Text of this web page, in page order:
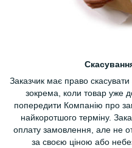
Заказчик має право
зокрема, коли товар уже
попередити Компанію про
найкоротшого терміну.
оплату замовлення, але не
за своєю ціною або